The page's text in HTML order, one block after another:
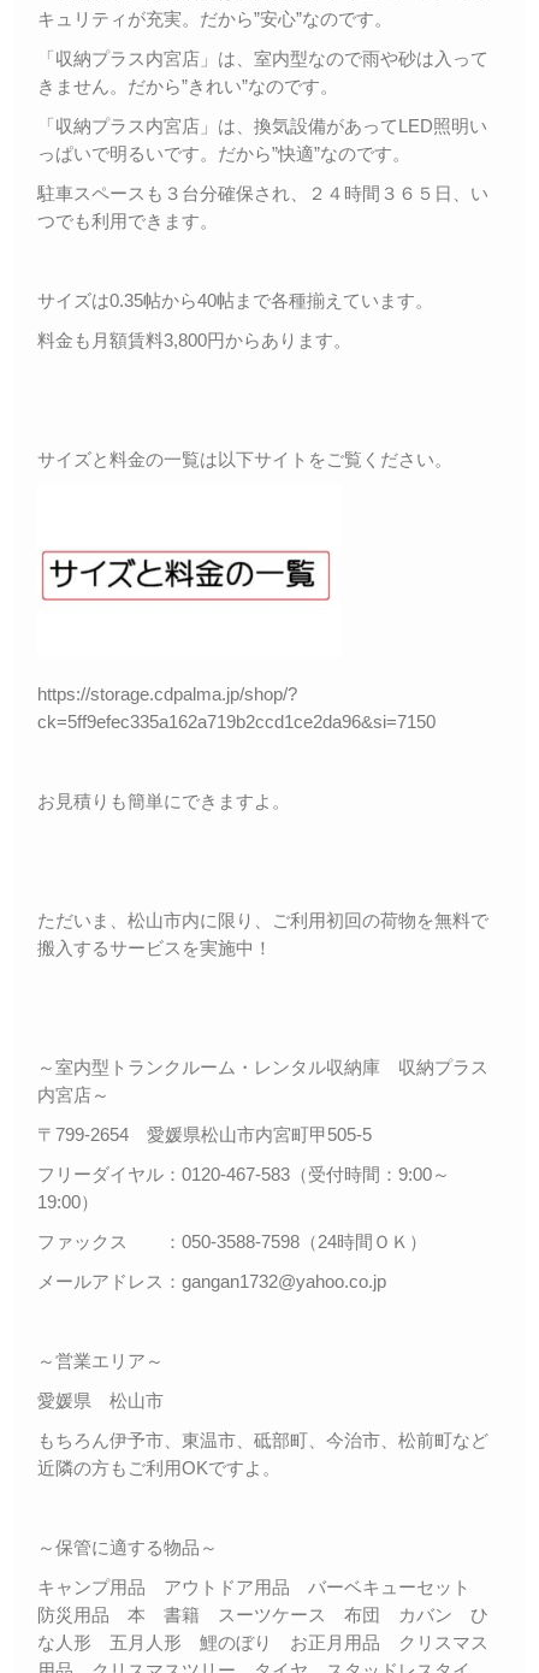
キュリティが充実。だから”安心”なのです。
「収納プラス内宮店」は、室内型なので雨や砂は入って
きません。だから”きれい”なのです。
「収納プラス内宮店」は、換気設備があってLED照明い
っぱいで明るいです。だから”快適”なのです。
駐車スペースも３台分確保され、２４時間３６５日、い
つでも利用できます。
サイズは0.35帖から40帖まで各種揃えています。
料金も月額賃料3,800円からあります。
サイズと料金の一覧は以下サイトをご覧ください。
https://storage.cdpalma.jp/shop/?
ck=5ff9efec335a162a719b2ccd1ce2da96&si=7150
お見積りも簡単にできますよ。
ただいま、松山市内に限り、ご利用初回の荷物を無料で
搬入するサービスを実施中！
～室内型トランクルーム・レンタル収納庫 収納プラス
内宮店～
〒799-2654 愛媛県松山市内宮町甲505-5
フリーダイヤル：0120-467-583（受付時間：9:00～
19:00）
ファックス ：050-3588-7598（24時間ＯＫ）
メールアドレス：gangan1732@yahoo.co.jp
～営業エリア～
愛媛県 松山市
もちろん伊予市、東温市、砥部町、今治市、松前町など
近隣の方もご利用OKですよ。
～保管に適する物品～
キャンプ用品 アウトドア用品 バーベキューセット
防災用品 本 書籍 スーツケース 布団 カバン ひ
な人形 五月人形 鯉のぼり お正月用品 クリスマス